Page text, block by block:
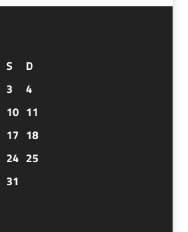
S
D
3
4
10 11
17 18
24 25
31